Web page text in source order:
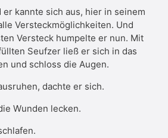
kannte sich aus, hier in seinem
Versteckmöglichkeiten. Und
Versteck humpelte er nun. Mit
Seufzer ließ er sich in das
und schloss die Augen.
dachte er sich.
Wunden lecken.